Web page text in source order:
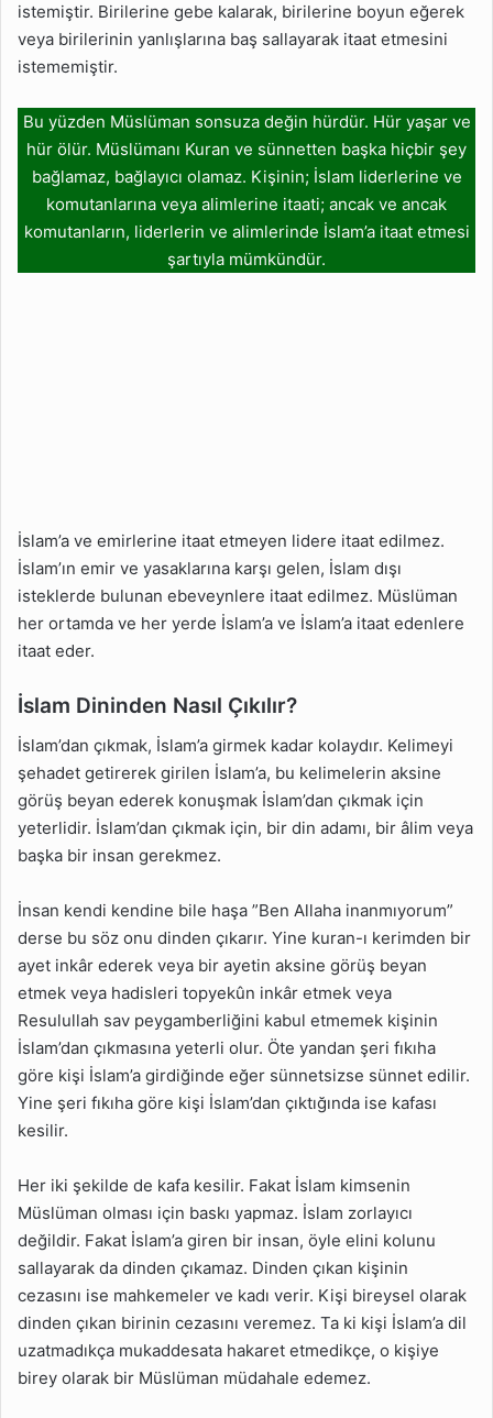
istemiştir. Birilerine gebe kalarak, birilerine boyun eğerek
veya birilerinin yanlışlarına baş sallayarak itaat etmesini
istememiştir.
Bu yüzden Müslüman sonsuza değin hürdür. Hür yaşar ve
hür ölür. Müslümanı Kuran ve sünnetten başka hiçbir şey
bağlamaz, bağlayıcı olamaz. Kişinin; İslam liderlerine ve
komutanlarına veya alimlerine itaati; ancak ve ancak
komutanların, liderlerin ve alimlerinde İslam’a itaat etmesi
şartıyla mümkündür.
İslam’a ve emirlerine itaat etmeyen lidere itaat edilmez.
İslam’ın emir ve yasaklarına karşı gelen, İslam dışı
isteklerde bulunan ebeveynlere itaat edilmez. Müslüman
her ortamda ve her yerde İslam’a ve İslam’a itaat edenlere
itaat eder.
İslam Dininden Nasıl Çıkılır?
İslam’dan çıkmak, İslam’a girmek kadar kolaydır. Kelimeyi
şehadet getirerek girilen İslam’a, bu kelimelerin aksine
görüş beyan ederek konuşmak İslam’dan çıkmak için
yeterlidir. İslam’dan çıkmak için, bir din adamı, bir âlim veya
başka bir insan gerekmez.
İnsan kendi kendine bile haşa ”Ben Allaha inanmıyorum”
derse bu söz onu dinden çıkarır. Yine kuran-ı kerimden bir
ayet inkâr ederek veya bir ayetin aksine görüş beyan
etmek veya hadisleri topyekûn inkâr etmek veya
Resulullah sav peygamberliğini kabul etmemek kişinin
İslam’dan çıkmasına yeterli olur. Öte yandan şeri fıkıha
göre kişi İslam’a girdiğinde eğer sünnetsizse sünnet edilir.
Yine şeri fıkıha göre kişi İslam’dan çıktığında ise kafası
kesilir.
Her iki şekilde de kafa kesilir. Fakat İslam kimsenin
Müslüman olması için baskı yapmaz. İslam zorlayıcı
değildir. Fakat İslam’a giren bir insan, öyle elini kolunu
sallayarak da dinden çıkamaz. Dinden çıkan kişinin
cezasını ise mahkemeler ve kadı verir. Kişi bireysel olarak
dinden çıkan birinin cezasını veremez. Ta ki kişi İslam’a dil
uzatmadıkça mukaddesata hakaret etmedikçe, o kişiye
birey olarak bir Müslüman müdahale edemez.